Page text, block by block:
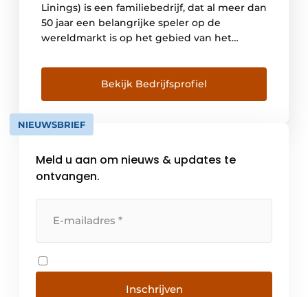
Linings) is een familiebedrijf, dat al meer dan
50 jaar een belangrijke speler op de
wereldmarkt is op het gebied van het
DL PLASTICS B.V. onderscheidt zich door
haar vakkennis, flexibele instelling en
natuurlijk om haar nuchtere Friese
mentaliteit. Over de hele […]
Bekijk Bedrijfsprofiel
NIEUWSBRIEF
Meld u aan om nieuws & updates te
ontvangen.
Inschrijven